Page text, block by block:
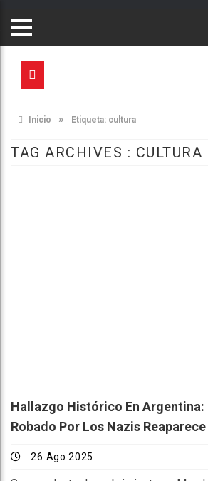
Inicio » Etiqueta: cultura
TAG ARCHIVES : CULTURA
Hallazgo Histórico En Argentina:
Robado Por Los Nazis
26 Ago 2025